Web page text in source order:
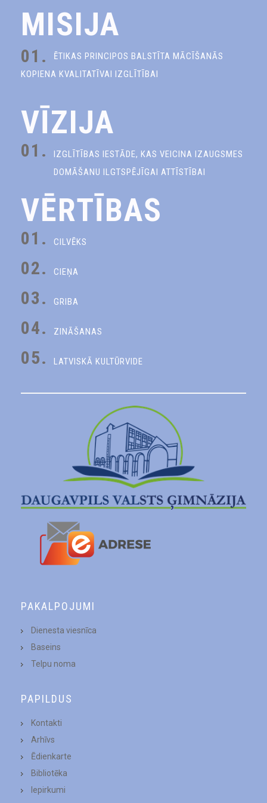
MISIJA
01.
ĒTIKAS PRINCIPOS BALSTĪTA MĀCĪŠANĀS
KOPIENA KVALITATĪVAI IZGLĪTĪBAI
VĪZIJA
01.
IZGLĪTĪBAS IESTĀDE, KAS VEICINA IZAUGSMES
DOMĀŠANU ILGTSPĒJĪGAI ATTĪSTĪBAI
VĒRTĪBAS
01. CILVĒKS
02. CIEŅA
03. GRIBA
04. ZINĀŠANAS
05. LATVISKĀ KULTŪRVIDE
PAKALPOJUMI
Dienesta viesnīca
Baseins
Telpu noma
PAPILDUS
Kontakti
Arhīvs
Ēdienkarte
Bibliotēka
Iepirkumi